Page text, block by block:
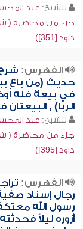
للشيخ: عبد
جزء من محاضرة (
داود [351])
الفهرس:
حديث (من باع
في بيعة فله
الربا) ,
للشيخ: عبد
جزء من محاضرة (
داود [395])
الفهرس:
رجال إسناد
رسول الله
أزوره ليلاً